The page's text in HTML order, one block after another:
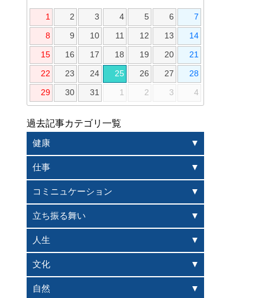
1 2 3 4 5 6 7
8 9 10 11 12 13 14
15 16 17 18 19 20 21
22 23 24 25 26 27 28
29 30 31 1 2 3 4
過去記事カテゴリ一覧
健康
仕事
コミニュケーション
立ち振る舞い
人生
文化
自然